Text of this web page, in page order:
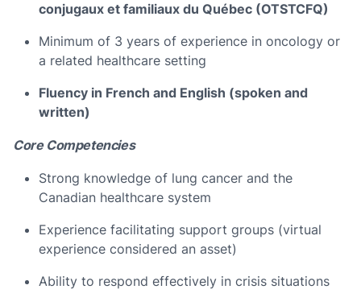
conjugaux et familiaux du Québec (OTSTCFQ)
Minimum of 3 years of experience in oncology or
a related healthcare setting
Fluency in French and English (spoken and
written)
Core Competencies
Strong knowledge of lung cancer and the
Canadian healthcare system
Experience facilitating support groups (virtual
experience considered an asset)
Ability to respond effectively in crisis situations